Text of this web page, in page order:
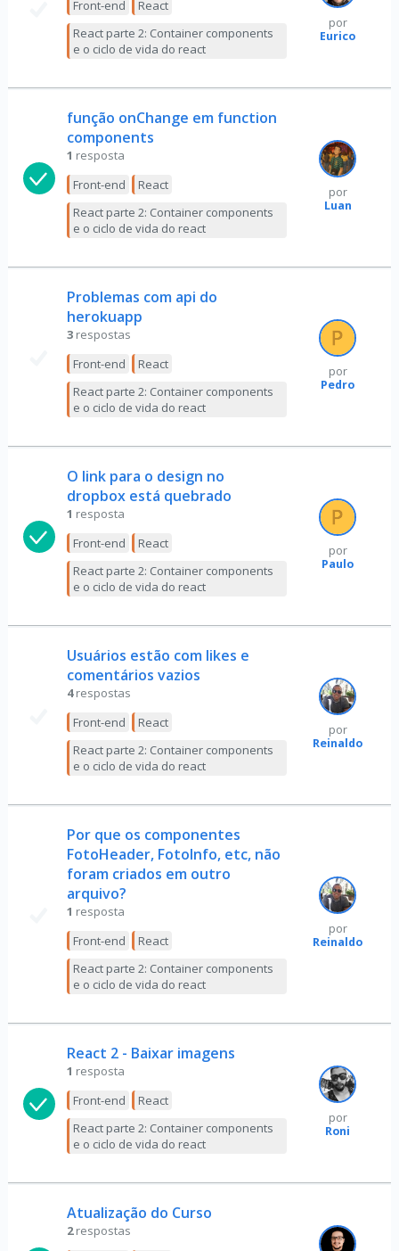
Front-end
React
React parte 2: Container components
e o ciclo de vida do react
por
Eurico
função onChange em function
components
1 resposta
Front-end
React
React parte 2: Container components
e o ciclo de vida do react
por
Luan
Problemas com api do
herokuapp
3 respostas
Front-end
React
React parte 2: Container components
e o ciclo de vida do react
por
Pedro
O link para o design no
dropbox está quebrado
1 resposta
Front-end
React
React parte 2: Container components
e o ciclo de vida do react
por
Paulo
Usuários estão com likes e
comentários vazios
4 respostas
Front-end
React
React parte 2: Container components
e o ciclo de vida do react
por
Reinaldo
Por que os componentes
FotoHeader, FotoInfo, etc, não
foram criados em outro
arquivo?
1 resposta
Front-end
React
React parte 2: Container components
e o ciclo de vida do react
por
Reinaldo
React 2 - Baixar imagens
1 resposta
Front-end
React
React parte 2: Container components
e o ciclo de vida do react
por
Roni
Atualização do Curso
2 respostas